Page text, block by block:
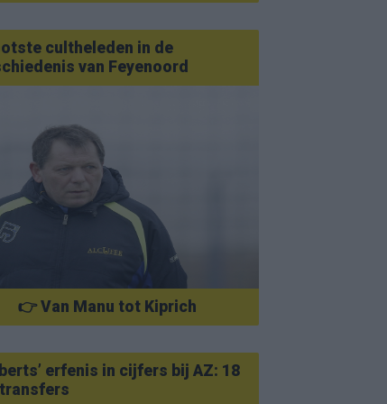
cultheleden in de
van Feyenoord
👉 Van Manu tot Kiprich
erfenis in cijfers bij AZ: 18